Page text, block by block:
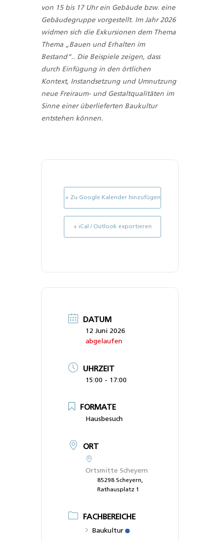
von 15 bis 17 Uhr ein Gebäude bzw. eine
Gebäudegruppe vorgestellt. Im Jahr 2026
widmen sich die Exkursionen dem Thema
Thema „Bauen und Erhalten im
Bestand“.. Die Beispiele zeigen, dass
durch Einfügung in den örtlichen
Kontext, Instandsetzung und Umnutzung
neue Freiraum- und Gestaltqualitäten im
Sinne einer überlieferten Baukultur
entstehen können.
+ Zu Google Kalender hinzufügen
+ iCal / Outlook exportieren
DATUM
12 Juni 2026
abgelaufen
UHRZEIT
15:00 - 17:00
FORMATE
Hausbesuch
ORT
Ortsmitte Scheyern
85298 Scheyern,
Rathausplatz 1
FACHBEREICHE
Baukultur